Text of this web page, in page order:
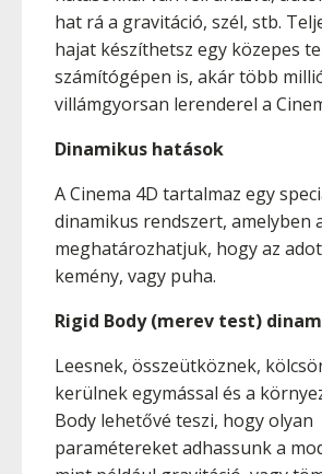
hat rá a gravitáció, szél, stb.
hajat készíthetsz egy közepes
számítógépen is, akár több
villámgyorsan lerenderel a
Dinamikus hatások
A Cinema 4D tartalmaz egy
dinamikus rendszert, amelyben
meghatározhatjuk, hogy az
kemény, vagy puha.
Rigid Body (merev test)
Leesnek, összeütköznek,
kerülnek egymással és a
Body lehetővé teszi, hogy olyan
paramétereket adhassunk a